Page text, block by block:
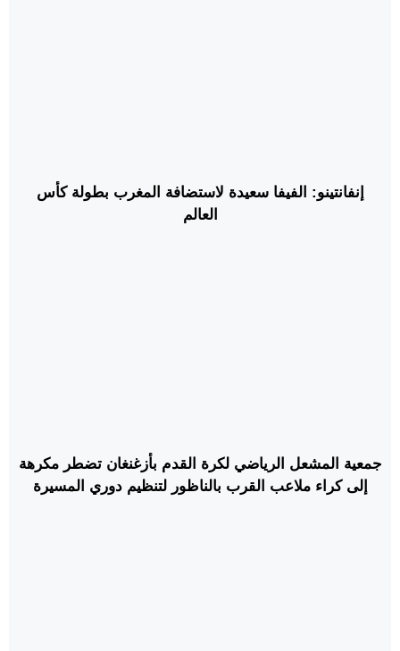
إنفانتينو: الفيفا سعيدة لاستضافة المغرب بطولة كأس
العالم
جمعية المشعل الرياضي لكرة القدم بأزغنغان تضطر مكرهة
إلى كراء ملاعب القرب بالناظور لتنظيم دوري المسيرة